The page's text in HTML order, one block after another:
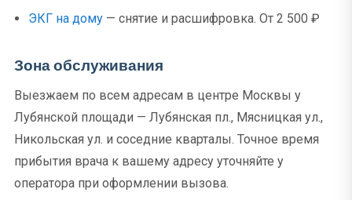
ЭКГ на дому — снятие и расшифровка. От 2 500 ₽
Зона обслуживания
Выезжаем по всем адресам в центре Москвы у
Лубянской площади — Лубянская пл., Мясницкая ул.,
Никольская ул. и соседние кварталы. Точное время
прибытия врача к вашему адресу уточняйте у
оператора при оформлении вызова.